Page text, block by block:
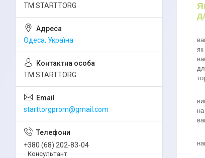
як
ТМ STARTTORG
Одеса, Україна
ТМ STARTTORG
starttorgprom@gmail.com
+380 (68) 202-83-04
Консультант